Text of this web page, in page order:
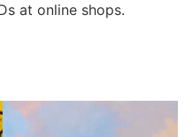
at online shops.